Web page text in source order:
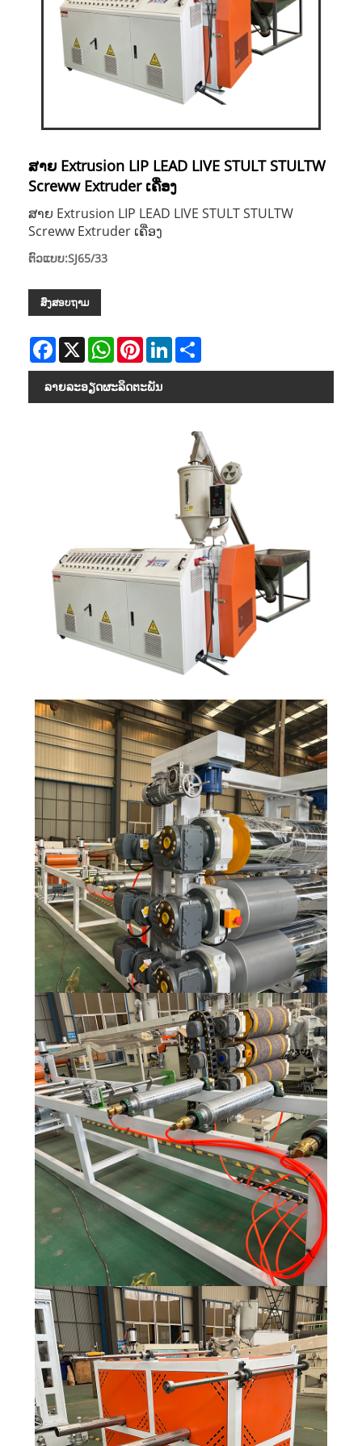
ສາຍ Extrusion LIP LEAD LIVE STULT STULTW
Screww Extruder ເຄື່ອງ
ສາຍ Extrusion LIP LEAD LIVE STULT STULTW
Screww Extruder ເຄື່ອງ
ຕົວແບບ:SJ65/33
ສົ່ງສອບຖາມ
Facebook
X WhatsAppPinterestLinkedIn
ລາຍ​ລະ​ອຽດ​ຜະ​ລິດ​ຕະ​ພັນ